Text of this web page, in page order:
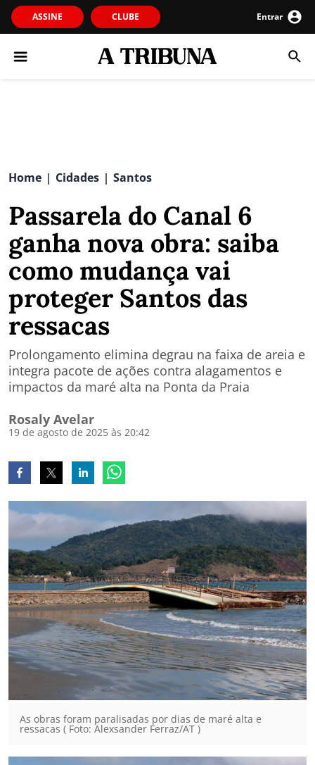
ASSINE CLUBE Entrar
Home | Cidades | Santos
Passarela do Canal 6
ganha nova obra: saiba
como mudança vai
proteger Santos das
ressacas
Prolongamento elimina degrau na faixa de areia e
integra pacote de ações contra alagamentos e
impactos da maré alta na Ponta da Praia
Rosaly Avelar
19 de agosto de 2025 às 20:42
As obras foram paralisadas por dias de maré alta e
ressacas ( Foto: Alexsander Ferraz/AT )